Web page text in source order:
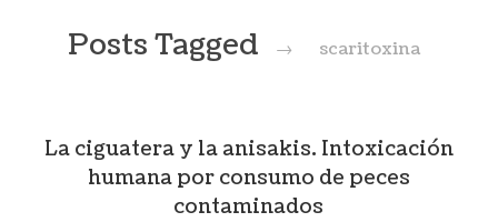
Posts Tagged → scaritoxina
La ciguatera y la anisakis. Intoxicación
humana por consumo de peces
contaminados